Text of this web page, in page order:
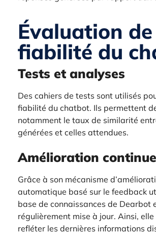
Évaluation
fiabilité du
Tests et analyses
Des cahiers de tests sont utilisés
fiabilité du chatbot. Ils permettent
notamment le taux de similarité
générées et celles attendues.
Amélioration continue
Grâce à son mécanisme
automatique basé sur le feedback
base de connaissances de Dearbot
régulièrement mise à jour. Ainsi,
refléter les dernières informations